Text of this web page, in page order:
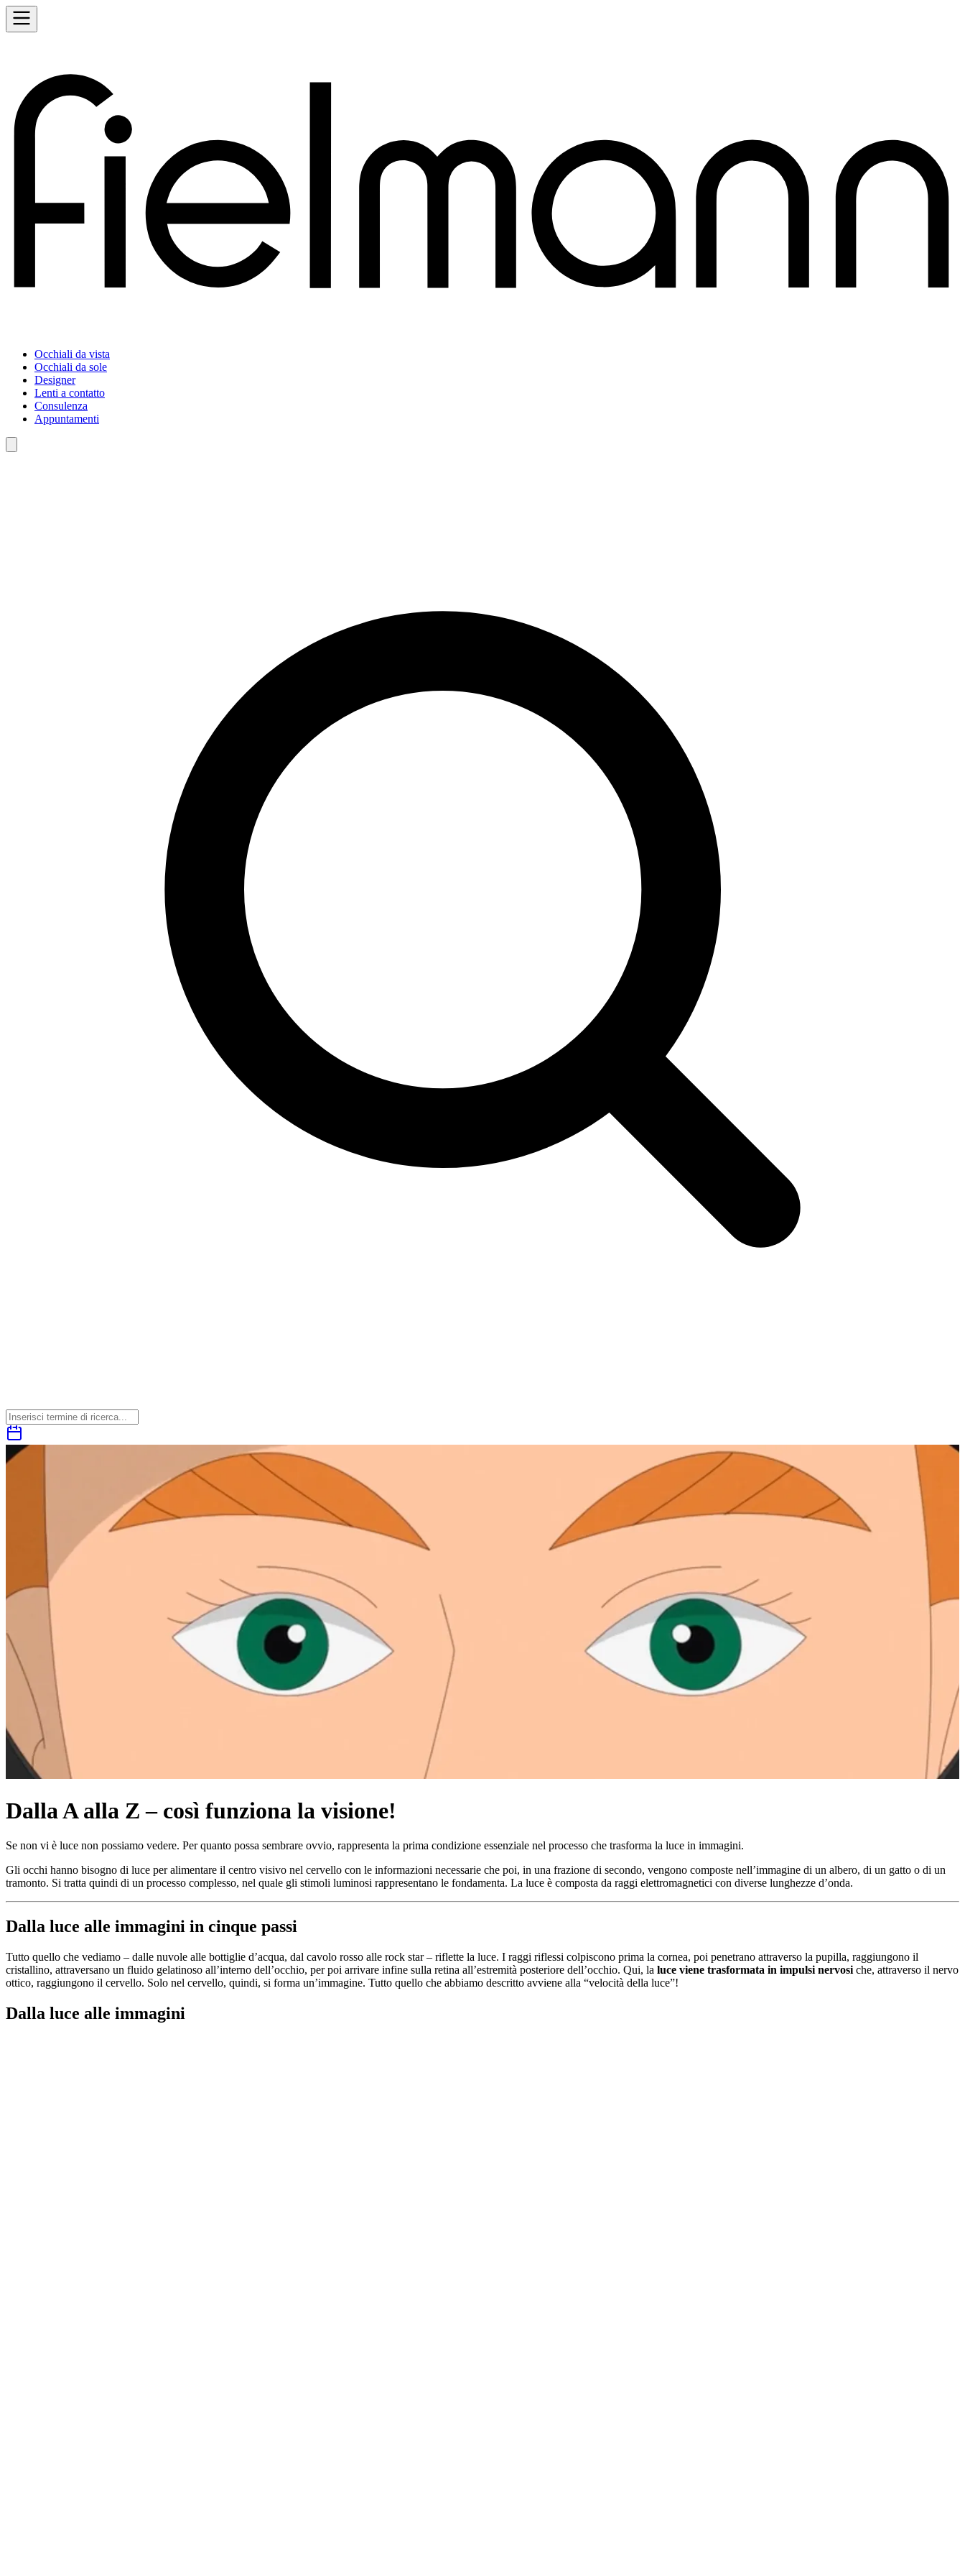
Occhiali da vista
Occhiali da sole
Designer
Lenti a contatto
Consulenza
Appuntamenti
Dalla A alla Z – così funziona la visione!
Se non vi è luce non possiamo vedere. Per quanto possa sembrare ovvio, rappresenta la prima condizione essenziale nel processo che trasforma la luce in immagini.
Gli occhi hanno bisogno di luce per alimentare il centro visivo nel cervello con le informazioni necessarie che poi, in una frazione di secondo, vengono composte nell’immagine di un albero, di un gatto o di un
tramonto. Si tratta quindi di un processo complesso, nel quale gli stimoli luminosi rappresentano le fondamenta. La luce è composta da raggi elettromagnetici con diverse lunghezze d’onda.
Dalla luce alle immagini in cinque passi
Tutto quello che vediamo – dalle nuvole alle bottiglie d’acqua, dal cavolo rosso alle rock star – riflette la luce. I raggi riflessi colpiscono prima la cornea, poi penetrano attraverso la pupilla, raggiungono il
cristallino, attraversano un fluido gelatinoso all’interno dell’occhio, per poi arrivare infine sulla retina all’estremità posteriore dell’occhio. Qui, la luce viene trasformata in impulsi nervosi che, attraverso il nervo
ottico, raggiungono il cervello. Solo nel cervello, quindi, si forma un’immagine. Tutto quello che abbiamo descritto avviene alla “velocità della luce”!
Dalla luce alle immagini